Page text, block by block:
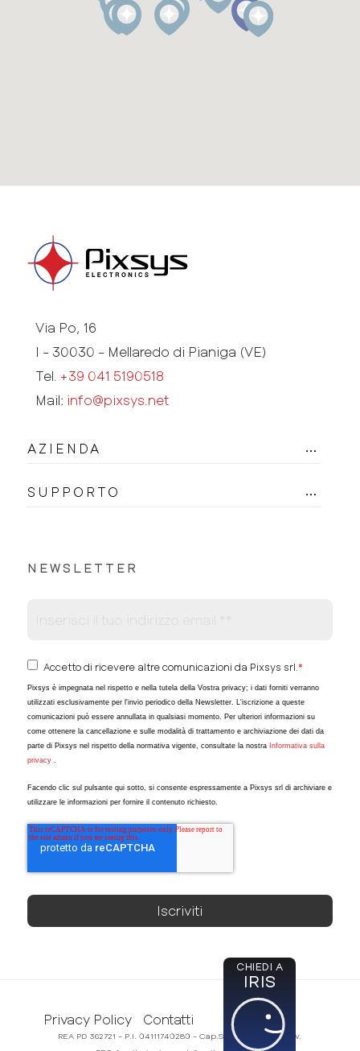
Via Po, 16
I - 30030 - Mellaredo di Pianiga (VE)
Tel. +39 041 5190518
Mail: info@pixsys.net
AZIENDA
SUPPORTO
NEWSLETTER
Accetto di ricevere altre comunicazioni da Pixsys srl. *
Pixsys è impegnata nel rispetto e nella tutela della Vostra privacy; i dati forniti verranno
utilizzati esclusivamente per l'invio periodico della Newsletter. L'iscrizione a queste
comunicazioni può essere annullata in qualsiasi momento. Per ulteriori informazioni su
come ottenere la cancellazione e sulle modalità di trattamento e archiviazione dei dati da
parte di Pixsys nel rispetto della normativa vigente, consultate la nostra Informativa sulla
privacy.
Facendo clic sul pulsante qui sotto, si consente espressamente a Pixsys srl di archiviare e
utilizzare le informazioni per fornire il contenuto richiesto.
Privacy Policy Contatti
REA PD 362721 - P.I. 04111740280 - Cap.Soc. 50.000,00€ i.v.
CHIEDI A
IRIS